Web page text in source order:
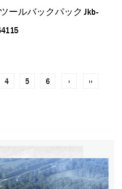
ールバックパック Jkb-
4 5 6 › ››